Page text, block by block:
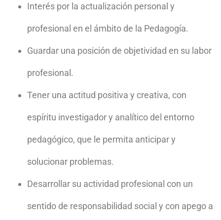
Interés por la actualización personal y
profesional en el ámbito de la Pedagogía.
Guardar una posición de objetividad en su labor
profesional.
Tener una actitud positiva y creativa, con
espíritu investigador y analítico del entorno
pedagógico, que le permita anticipar y
solucionar problemas.
Desarrollar su actividad profesional con un
sentido de responsabilidad social y con apego a